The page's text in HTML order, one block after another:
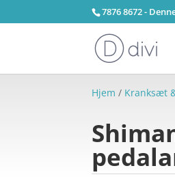
7876 8672 -
Hjem / Kranksæt